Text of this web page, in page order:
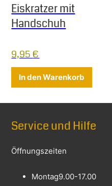
Eiskratzer mit
Handschuh
9,95€
In den Warenkorb
Service und Hilfe
Öffnungszeiten
Montag9.00-17.00